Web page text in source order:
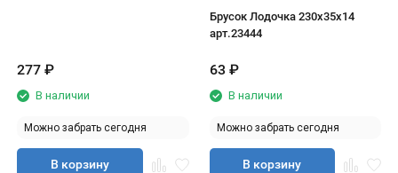
277 ₽
В наличии
Можно забрать сегодня
В корзину
Брусок Лодочка 230х35х14
арт.23444
63 ₽
В наличии
Можно забрать сегодня
В корзину